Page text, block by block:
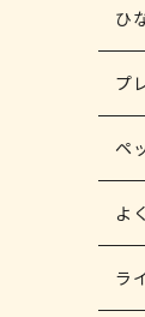
ひ
プ
ペ
よ
ラ